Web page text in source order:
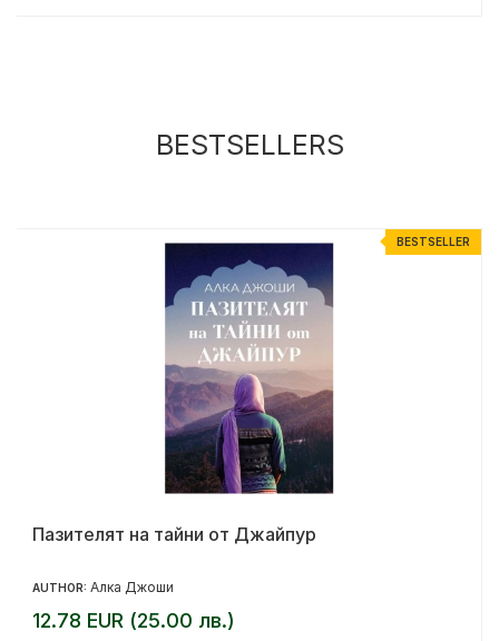
BESTSELLERS
BESTSELLER
Пазителят на тайни от Джайпур
AUTHOR: Алка Джоши
12.78 EUR (25.00 лв.)